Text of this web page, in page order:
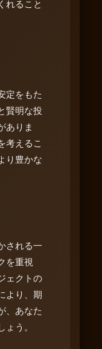
れること
定をもた
賢明な投
ありま
考えるこ
り豊かな
される一
を重視
ェクトの
より、期
、あなた
う。